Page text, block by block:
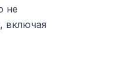
не
включая